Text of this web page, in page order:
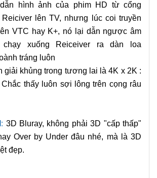
hình ảnh của phim HD từ cổng
Reiciver lên TV, nhưng lúc coi truyền
VTC hay K+, nó lại dẫn ngược âm
xuống Reiceiver ra dàn loa
tráng luôn
giải khủng trong tương lai là 4K x 2K :
thấy luôn sợi lông trên cọng râu
: 3D Bluray, không phải 3D "cấp thấp"
Over by Under đâu nhé, mà là 3D
đẹp.